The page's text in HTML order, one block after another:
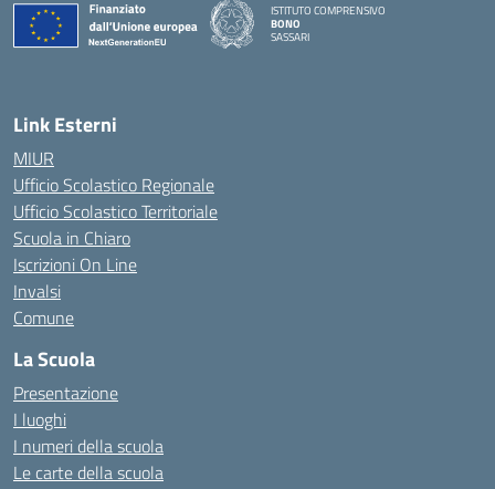
ISTITUTO COMPRENSIVO
BONO
SASSARI
Link Esterni
MIUR
Ufficio Scolastico Regionale
Ufficio Scolastico Territoriale
Scuola in Chiaro
Iscrizioni On Line
Invalsi
Comune
La Scuola
Presentazione
I luoghi
I numeri della scuola
Le carte della scuola